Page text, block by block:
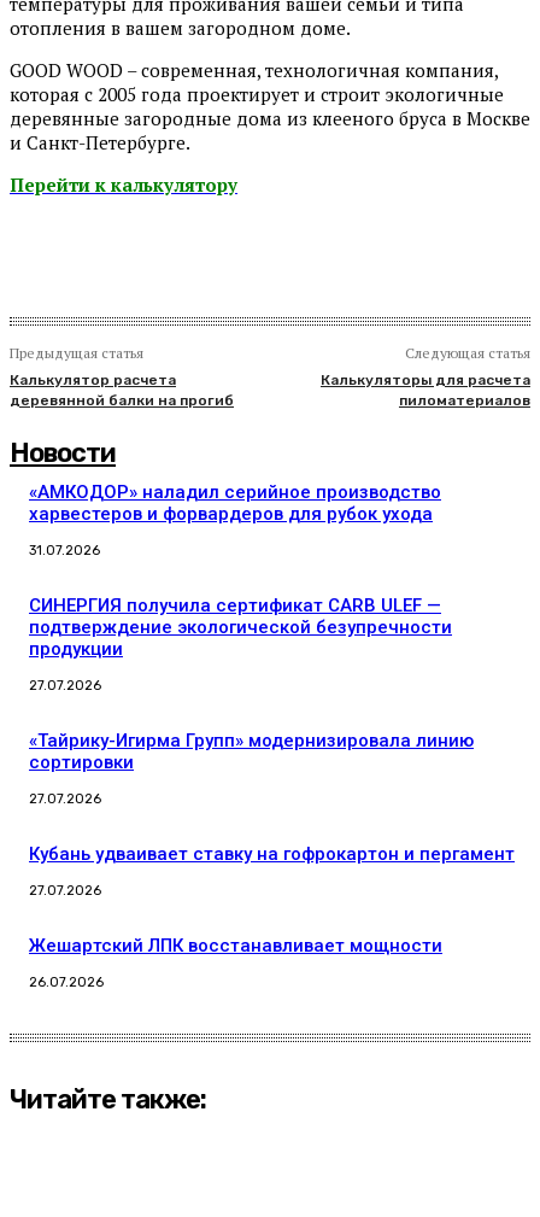
отопления в вашем загородном доме.
GOOD WOOD – современная, технологичная компания,
которая с 2005 года проектирует и строит экологичные
деревянные загородные дома из клееного бруса в Москве
и Санкт-Петербурге.
Перейти к калькулятору
Предыдущая статья
Калькулятор расчета
деревянной балки на прогиб
Следующая статья
Калькуляторы для расчета
пиломатериалов
Новости
«АМКОДОР» наладил серийное производство
харвестеров и форвардеров для рубок ухода
31.07.2026
СИНЕРГИЯ получила сертификат CARB ULEF —
подтверждение экологической безупречности
продукции
27.07.2026
«Тайрику-Игирма Групп» модернизировала линию
сортировки
27.07.2026
Кубань удваивает ставку на гофрокартон и пергамент
27.07.2026
Жешартский ЛПК восстанавливает мощности
26.07.2026
Читайте также: